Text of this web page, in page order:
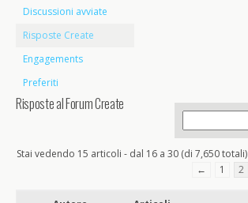
Discussioni avviate
Risposte Create
Engagements
Preferiti
Risposte al Forum Create
Stai vedendo 15 articoli - dal 16 a 30 (di 7,650 totali)
←
1 2